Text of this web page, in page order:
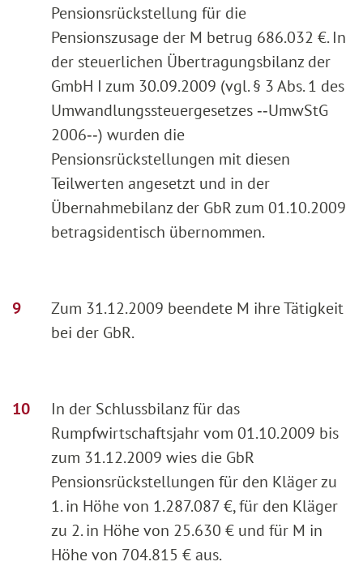
Pensionsrückstellung für die
Pensionszusage der M betrug 686.032 €. In
der steuerlichen Übertragungsbilanz der
GmbH I zum 30.09.2009 (vgl. § 3 Abs. 1 des
Umwandlungssteuergesetzes ‑‑UmwStG
2006‑‑) wurden die
Pensionsrückstellungen mit diesen
Teilwerten angesetzt und in der
Übernahmebilanz der GbR zum 01.10.2009
betragsidentisch übernommen.
Zum 31.12.2009 beendete M ihre Tätigkeit
bei der GbR.
In der Schlussbilanz für das
Rumpfwirtschaftsjahr vom 01.10.2009 bis
zum 31.12.2009 wies die GbR
Pensionsrückstellungen für den Kläger zu
1. in Höhe von 1.287.087 €, für den Kläger
zu 2. in Höhe von 25.630 € und für M in
Höhe von 704.815 € aus.